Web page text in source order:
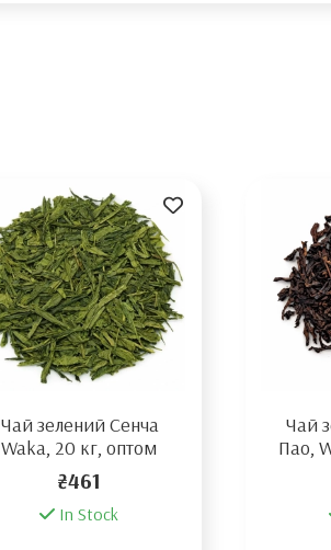
Чай зелений Сенча
Waka, 20 кг, оптом
₴461
In Stock
Чай
Пао,